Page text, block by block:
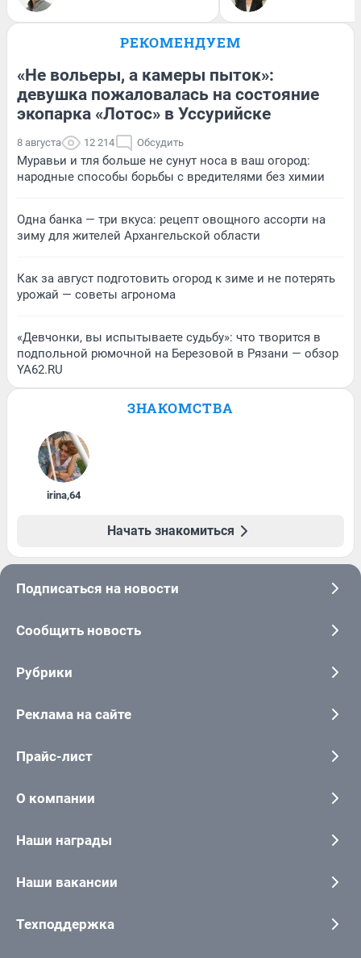
РЕКОМЕНДУЕМ
«Не вольеры, а камеры пыток»:
девушка пожаловалась на состояние
экопарка «Лотос» в Уссурийске
8 августа 12 214 Обсудить
Муравьи и тля больше не сунут носа в ваш огород:
народные способы борьбы с вредителями без химии
Одна банка — три вкуса: рецепт овощного ассорти на
зиму для жителей Архангельской области
Как за август подготовить огород к зиме и не потерять
урожай — советы агронома
«Девчонки, вы испытываете судьбу»: что творится в
подпольной рюмочной на Березовой в Рязани — обзор
YA62.RU
ЗНАКОМСТВА
irina,64
Начать знакомиться
Подписаться на новости
Сообщить новость
Рубрики
Реклама на сайте
Прайс-лист
О компании
Наши награды
Наши вакансии
Техподдержка